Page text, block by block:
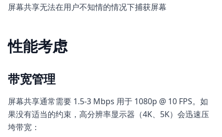
屏幕共享无法在用户不知情的情况下捕获屏幕
性能考虑
带宽管理
屏幕共享通常需要 1.5-3 Mbps 用于 1080p @ 10 FPS。如
果没有适当的约束，高分辨率显示器（4K、5K）会迅速压
垮带宽：